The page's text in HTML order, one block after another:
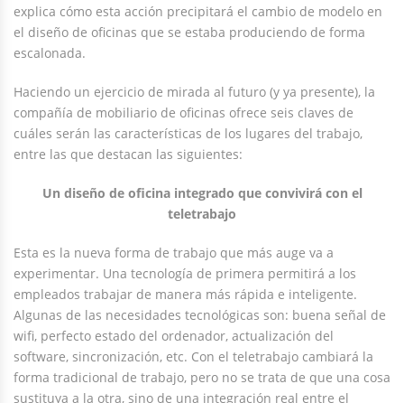
explica cómo esta acción precipitará el cambio de modelo en
el diseño de oficinas que se estaba produciendo de forma
escalonada.
Haciendo un ejercicio de mirada al futuro (y ya presente), la
compañía de mobiliario de oficinas ofrece seis claves de
cuáles serán las características de los lugares del trabajo,
entre las que destacan las siguientes:
Un diseño de oficina integrado que convivirá con el
teletrabajo
Esta es la nueva forma de trabajo que más auge va a
experimentar. Una tecnología de primera permitirá a los
empleados trabajar de manera más rápida e inteligente.
Algunas de las necesidades tecnológicas son: buena señal de
wifi, perfecto estado del ordenador, actualización del
software, sincronización, etc. Con el teletrabajo cambiará la
forma tradicional de trabajo, pero no se trata de que una cosa
sustituya a la otra, sino de una integración real entre el